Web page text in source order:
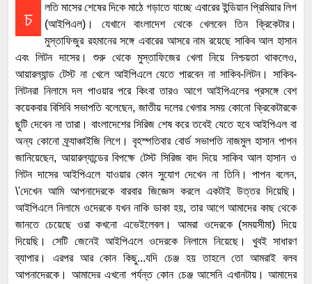
চ
লতি মাসের শেষের দিকে মাঠে গড়াতে যাচ্ছে এবারের ইন্ডিয়ান প্রিমিয়ার লিগ
(আইপিএল)। যেখানে বাংলাদেশ থেকে খেলবেন তিন ক্রিকেটার।
মুস্তাফিজুর রহমানের সঙ্গে এবারের আসরে নাম রয়েছে সাকিব আল হাসান
এবং লিটন দাসের। শুরু থেকে মুস্তাফিজের খেলা নিয়ে নিশ্চয়তা থাকলেও,
আয়ারল্যান্ড টেস্ট না খেলে আইপিএলে যেতে পারবেন না সাকিব-লিটন। সাকিব-
লিটনরা নিলামে দল পাওয়ার পরে কিংবা তারও আগে আইপিএলের প্রসঙ্গে বেশ
কয়েকবার বিসিবি সভাপতি বলেছেন, জাতীয় দলের খেলার সময় কোনো ক্রিকেটারকে
ছুটি দেবেন না তারা। বাংলাদেশের সিরিজ শেষ করে তবেই যেতে হবে আইপিএল বা
অন্য কোনো ফ্র্যাঞ্চাইজি লিগে। বৃহস্পতিবার বোর্ড সভাপতি নাজমুল হাসান পাপন
জানিয়েছেন, আয়ারল্যান্ডের বিপক্ষে টেস্ট সিরিজ বাদ দিয়ে সাকিব আল হাসান ও
লিটন দাসের আইপিএলে যাওয়ার কোন সুযোগ দেখেন না তিনি। পাপন বলেন,
\'দেখেন আমি আপনাদেরকে বারবার জিজ্ঞেস করলে একটাই উত্তর দিয়েছি।
আইপিএলে নিলামে ওদেরকে যখন নাকি ডাকা হয়, তার আগে আমাদের কাছ থেকে
জানতে চেয়েছে ওরা কখনো এভেইলেবল। আমরা ওদেরকে (সময়সীমা) দিয়ে
দিয়েছি। সেটি জেনেই আইপিএলে ওদেরকে নিলামে নিয়েছে। খুবই সাধারণ
ব্যাপার। এরপর আর কোন কিছু...যদি চেঞ্জ হয় তাহলে তো আমরাই বলব
আপনাদেরকে। আমাদের এখনো পর্যন্ত কোন চেঞ্জ আসেনি এখানটায়। আমাদের